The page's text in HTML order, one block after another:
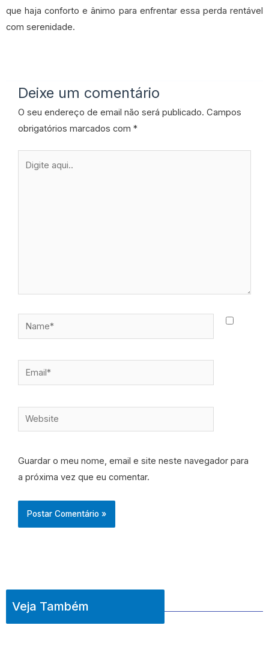
que haja conforto e ânimo para enfrentar essa perda rentável
com serenidade.
Deixe um comentário
O seu endereço de email não será publicado. Campos
obrigatórios marcados com *
aqui..
Name*
Email*
Website
Guardar o meu nome, email e site neste navegador para
a próxima vez que eu comentar.
Veja Também